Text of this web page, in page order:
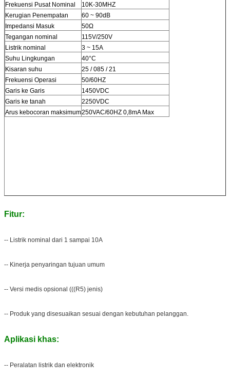
Frekuensi Pusat Nominal
10K-30MHZ
Kerugian Penempatan
60 ~ 90dB
Impedansi Masuk
50Ω
Tegangan nominal
115V/250V
Listrik nominal
3 ~ 15A
Suhu Lingkungan
40°C
Kisaran suhu
25 / 085 / 21
Frekuensi Operasi
50/60HZ
Garis ke Garis
1450VDC
Garis ke tanah
2250VDC
Arus kebocoran maksimum250VAC/60HZ 0,8mA Max
Fitur:
-- Listrik nominal dari 1 sampai 10A
-- Kinerja penyaringan tujuan umum
-- Versi medis opsional (((R5) jenis)
-- Produk yang disesuaikan sesuai dengan kebutuhan pelanggan.
Aplikasi khas:
-- Peralatan listrik dan elektronik